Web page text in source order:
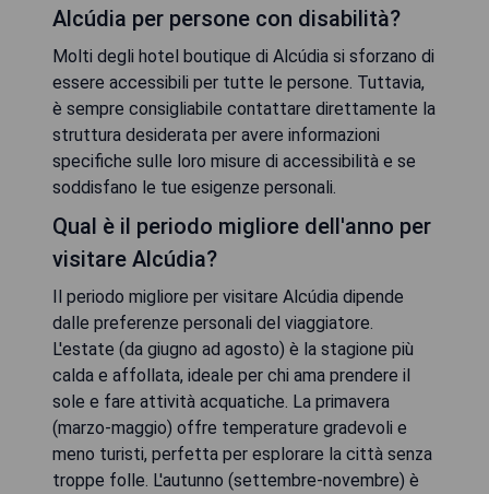
Alcúdia per persone con disabilità?
Molti degli hotel boutique di Alcúdia si sforzano di
essere accessibili per tutte le persone. Tuttavia,
è sempre consigliabile contattare direttamente la
struttura desiderata per avere informazioni
specifiche sulle loro misure di accessibilità e se
soddisfano le tue esigenze personali.
Qual è il periodo migliore dell'anno per
visitare Alcúdia?
Il periodo migliore per visitare Alcúdia dipende
dalle preferenze personali del viaggiatore.
L'estate (da giugno ad agosto) è la stagione più
calda e affollata, ideale per chi ama prendere il
sole e fare attività acquatiche. La primavera
(marzo-maggio) offre temperature gradevoli e
meno turisti, perfetta per esplorare la città senza
troppe folle. L'autunno (settembre-novembre) è